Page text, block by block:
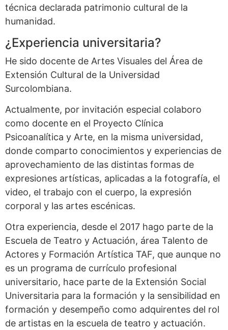
técnica declarada patrimonio cultural de la
humanidad.
¿Experiencia universitaria?
He sido docente de Artes Visuales del Área de
Extensión Cultural de la Universidad
Surcolombiana.
Actualmente, por invitación especial colaboro
como docente en el Proyecto Clínica
Psicoanalítica y Arte, en la misma universidad,
donde comparto conocimientos y experiencias de
aprovechamiento de las distintas formas de
expresiones artísticas, aplicadas a la fotografía, el
video, el trabajo con el cuerpo, la expresión
corporal y las artes escénicas.
Otra experiencia, desde el 2017 hago parte de la
Escuela de Teatro y Actuación, área Talento de
Actores y Formación Artística TAF, que aunque no
es un programa de currículo profesional
universitario, hace parte de la Extensión Social
Universitaria para la formación y la sensibilidad en
formación y desempeño como adquirentes del rol
de artistas en la escuela de teatro y actuación.